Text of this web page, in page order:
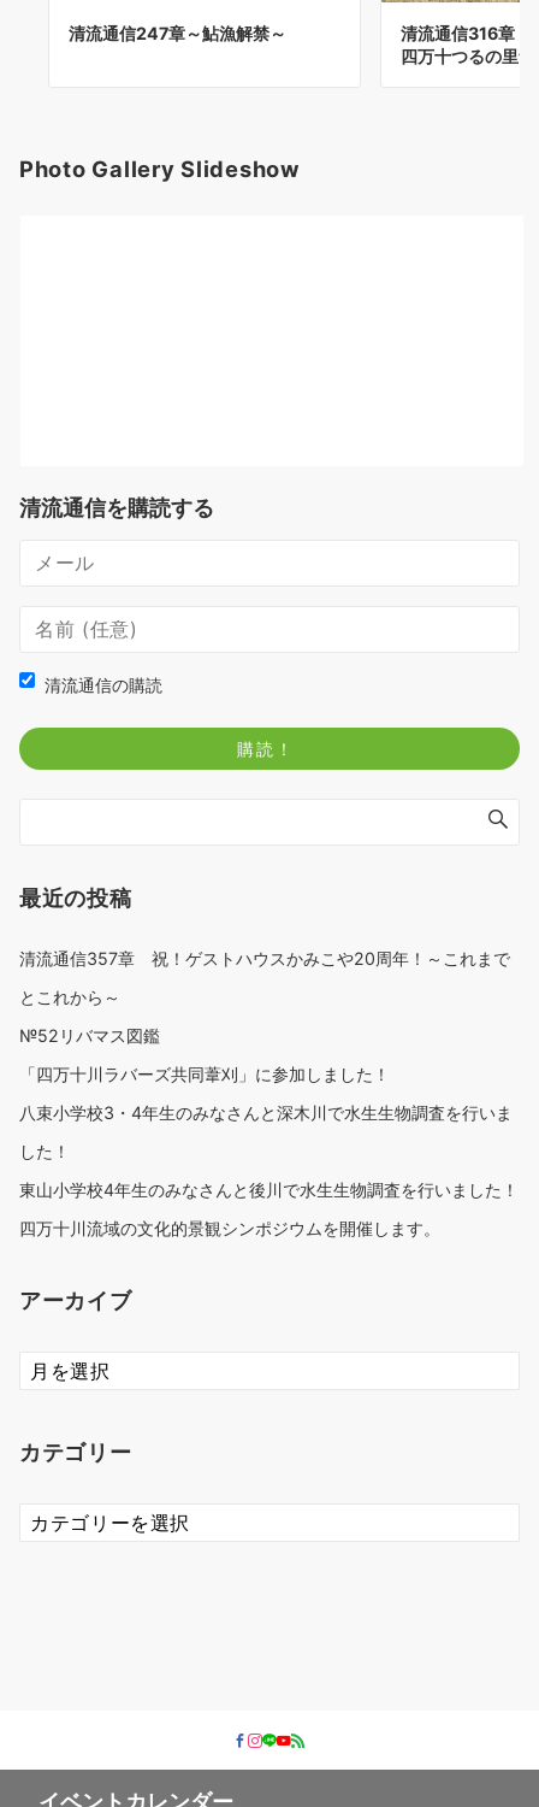
清流通信247章～鮎漁解禁～
清流通信316章
四万十つるの里
Photo Gallery Slideshow
清流通信を購読する
清流通信の購読
最近の投稿
清流通信357章 祝！ゲストハウスかみこや20周年！～これまで
とこれから～
№52リバマス図鑑
「四万十川ラバーズ共同葦刈」に参加しました！
八束小学校3・4年生のみなさんと深木川で水生生物調査を行いま
した！
東山小学校4年生のみなさんと後川で水生生物調査を行いました！
四万十川流域の文化的景観シンポジウムを開催します。
アーカイブ
ア
ー
ブ
カテゴリー
カ
テ
イベントカレンダー